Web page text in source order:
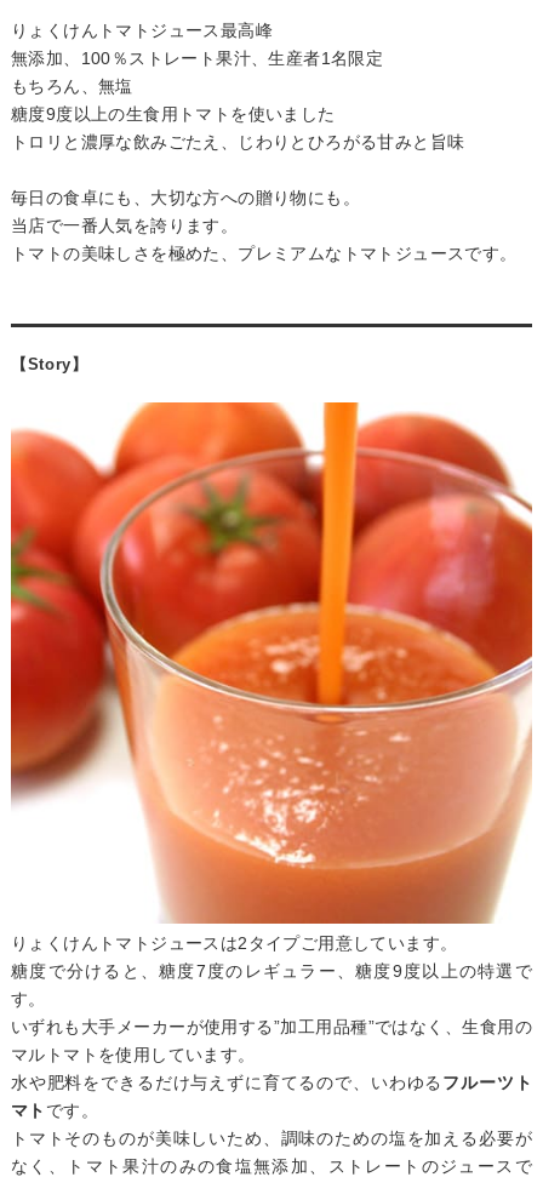
りょくけんトマトジュース最高峰
無添加、100％ストレート果汁、生産者1名限定
もちろん、無塩
糖度9度以上の生食用トマトを使いました
トロリと濃厚な飲みごたえ、じわりとひろがる甘みと旨味
毎日の食卓にも、大切な方への贈り物にも。
当店で一番人気を誇ります。
トマトの美味しさを極めた、プレミアムなトマトジュースです。
【Story】
りょくけんトマトジュースは2タイプご用意しています。
糖度で分けると、糖度7度のレギュラー、糖度9度以上の特選で
す。
いずれも大手メーカーが使用する”加工用品種”ではなく、生食用の
マルトマトを使用しています。
水や肥料をできるだけ与えずに育てるので、いわゆる フルーツト
マト です。
トマトそのものが美味しいため、調味のための塩を加える必要が
なく、トマト果汁のみの食塩無添加、ストレートのジュースで